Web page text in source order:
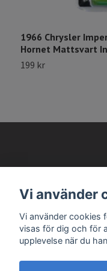
1966 Chrysler
Hornet Mattsvart
199 kr
Läs mer
Vi använder
Vi använder cookies
visas för dig och för
upplevelse när du